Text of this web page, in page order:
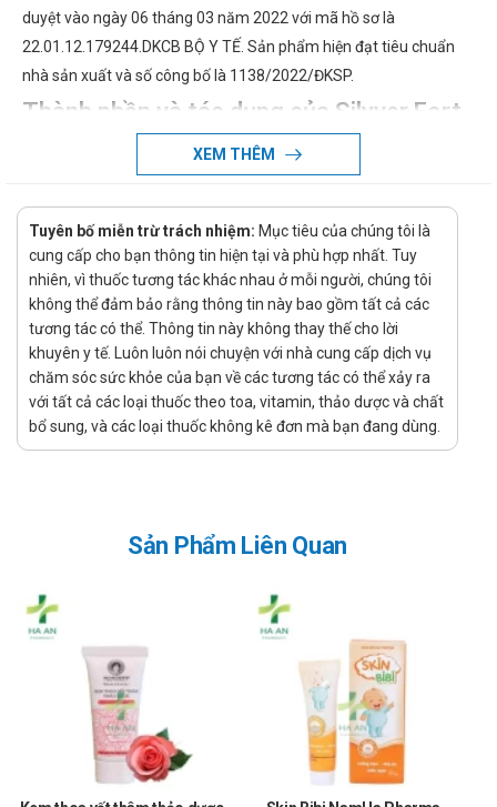
duyệt vào ngày 06 tháng 03 năm 2022 với mã hồ sơ là
22.01.12.179244.DKCB BỘ Y TẾ. Sản phẩm hiện đạt tiêu chuẩn
nhà sản xuất và số công bố là 1138/2022/ĐKSP.
Thành phần và tác dụng của Silyver Fort
Silyver Fort 140 giá bao nhiêu?
Silyver Fort 140 giá bao nhiêu đang là vấn đề mà nhiều người
dùng quan tâm. Giá của Silyver Fort 140 có thể thay đổi tùy thuộc
vào thời điểm mua. Vì vậy, để biết giá cụ thể của Silyver Fort 140,
quý khách hàng vui lòng liên hệ hotline của công ty bằng cách
Call/Zalo: hotline để được tư vấn và hỗ trợ.
Ở đâu bán Silyver Fort 140 chính hãng, uy
Nhà thuốc Hà An theo 3 cách như sau:
Đặt hàng tại website: thuochaan.com
Đặt hàng qua hotline: Call/zalo hotline.
Sự yêu mến và tin tưởng của khách hàng và các đối tác luôn là
niềm tự hào và là sự thành công lớn nhất đối với Nhà thuốc Hà An.
Nhà thuốc Hà An chúc bạn luôn mạnh khỏe, vui vẻ và hạnh phúc!
XEM THÊM
Tuyên bố miễn trừ trách nhiệm: Mục tiêu của chúng tôi là
cung cấp cho bạn thông tin hiện tại và phù hợp nhất. Tuy
nhiên, vì thuốc tương tác khác nhau ở mỗi người, chúng tôi
không thể đảm bảo rằng thông tin này bao gồm tất cả các
tương tác có thể. Thông tin này không thay thế cho lời
khuyên y tế. Luôn luôn nói chuyện với nhà cung cấp dịch vụ
chăm sóc sức khỏe của bạn về các tương tác có thể xảy ra
với tất cả các loại thuốc theo toa, vitamin, thảo dược và chất
bổ sung, và các loại thuốc không kê đơn mà bạn đang dùng.
Sản Phẩm Liên Quan